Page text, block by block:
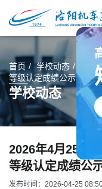
首页 学校动态
等级认定成绩公示表（
学校动态
2026年4月25日
等级认定成绩公
发布时间：2026-04-25